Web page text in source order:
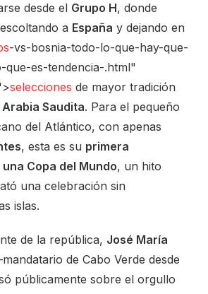
desde el Grupo H, donde
a España y dejando en
-vs-bosnia-todo-lo-que-hay-que-
que-es-tendencia-.html"
selecciones de mayor tradición
Saudita. Para el pequeño
del Atlántico, con apenas
, esta es su primera
Copa del Mundo, un hito
una celebración sin
islas.
de la república, José María
de Cabo Verde desde
públicamente sobre el orgullo